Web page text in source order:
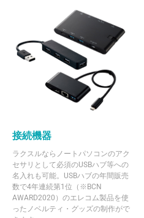
接続機器
ラクスルならノートパソコンのアク
セサリとして必須のUSBハブ等への
名入れも可能。USBハブの年間販売
数で4年連続第1位（※BCN
AWARD2020）のエレコム製品を使
ったノベルティ・グッズの制作がで